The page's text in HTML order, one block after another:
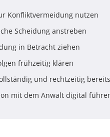
Konfliktvermeidung nutzen
Scheidung anstreben
in Betracht ziehen
frühzeitig klären
und rechtzeitig
mit dem Anwalt digital